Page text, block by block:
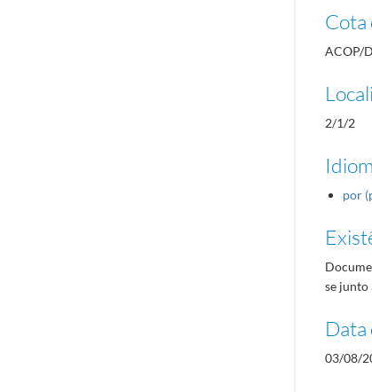
Cota
ACOP/
2/1/2
por
se junto
Data
03/08/